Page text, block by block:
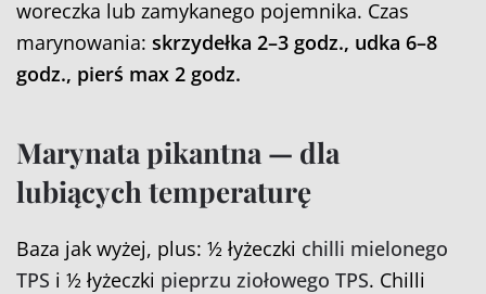
woreczka lub zamykanego pojemnika. Czas
marynowania: skrzydełka 2–3 godz., udka 6–8
godz., pierś max 2 godz.
Marynata pikantna — dla
lubiących temperaturę
Baza jak wyżej, plus: ½ łyżeczki chilli mielonego
TPS i ½ łyżeczki pieprzu ziołowego TPS. Chilli